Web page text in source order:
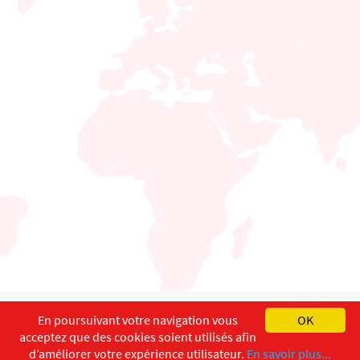
English Français
Copyright ©ISEC-AdW Impressum
OK
En poursuivant votre navigation vous
acceptez que des cookies soient utilisés afin
d’améliorer votre expérience utilisateur. En savoir plus...